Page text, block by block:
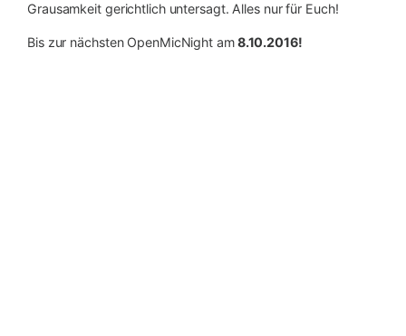
Grausamkeit gerichtlich untersagt. Alles nur für Euch!
Bis zur nächsten OpenMicNight am8.10.2016!